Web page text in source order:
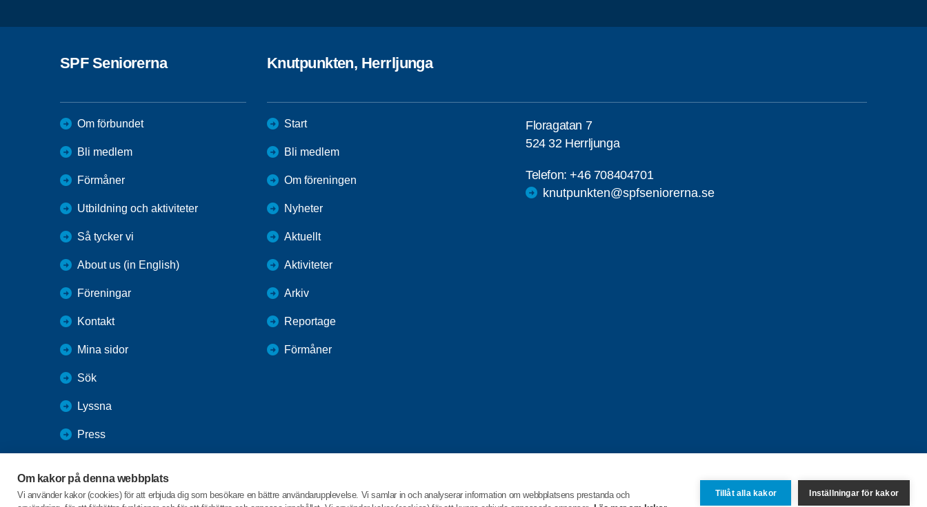
Om kakor på denna webbplats
Vi använder kakor (cookies) för att erbjuda dig som besökare en bättre användarupplevelse. Vi samlar in och analyserar information om webbplatsens prestanda och
Tillåt alla kakor Inställningar för kakor
SPF Seniorerna
Om förbundet
Bli medlem
Förmåner
Utbildning och aktiviteter
Så tycker vi
About us (in English)
Föreningar
Kontakt
Mina sidor
Sök
Lyssna
Press
SPF Seniorernas intranät
Knutpunkten, Herrljunga
Start
Bli medlem
Om föreningen
Nyheter
Aktuellt
Aktiviteter
Arkiv
Reportage
Förmåner
Floragatan 7
524 32 Herrljunga
Telefon:+46 708404701
knutpunkten@spfseniorerna.se